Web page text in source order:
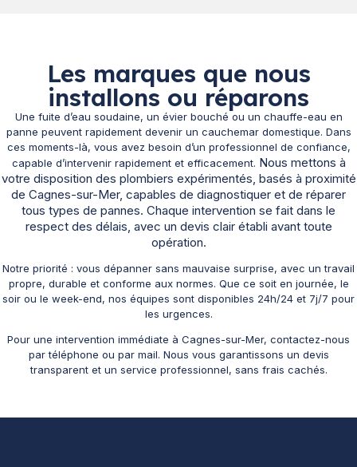
Les marques que nous
installons ou réparons
Une fuite d’eau soudaine, un évier bouché ou un chauffe-eau en
panne peuvent rapidement devenir un cauchemar domestique. Dans
ces moments-là, vous avez besoin d’un professionnel de confiance,
capable d’intervenir rapidement et efficacement. Nous mettons à
votre disposition des plombiers expérimentés, basés à proximité
de Cagnes-sur-Mer, capables de diagnostiquer et de réparer
tous types de pannes. Chaque intervention se fait dans le
respect des délais, avec un devis clair établi avant toute
opération.
Notre priorité : vous dépanner sans mauvaise surprise, avec un travail
propre, durable et conforme aux normes. Que ce soit en journée, le
soir ou le week-end, nos équipes sont disponibles 24h/24 et 7j/7 pour
les urgences.
Pour une intervention immédiate à Cagnes-sur-Mer, contactez-nous
par téléphone ou par mail. Nous vous garantissons un devis
transparent et un service professionnel, sans frais cachés.